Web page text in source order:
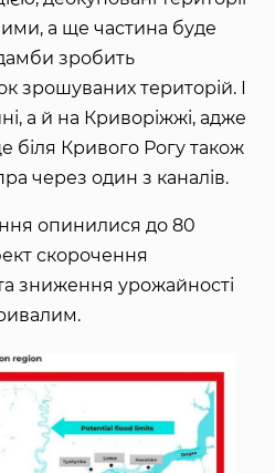
а ще частина буде
зробить
зрошуваних територій. І
а й на Криворіжжі, адже
біля Кривого Рогу також
через один з каналів.
опинилися до 80
скорочення
зниження урожайності